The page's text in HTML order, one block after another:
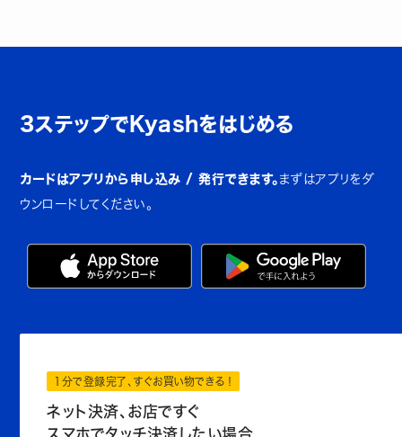
3ステップでKyashをはじめる
カードはアプリから申し込み / 発行できます。 まずはアプリをダ
ウンロードしてください。
1分で登録完了、すぐお買い物できる！
ネット決済、お店ですぐ
スマホでタッチ決済したい場合